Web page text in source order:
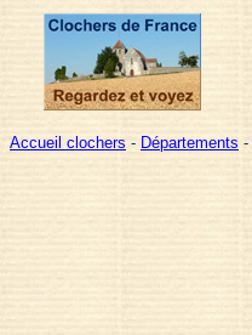
Accueil clochers - Départements -